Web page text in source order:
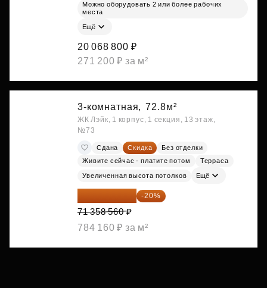
Можно оборудовать 2 или более рабочих
места
Ещё
20 068 800 ₽
271 200 ₽ за м²
3-комнатная, 72.8м²
ЖК Лэйк, 1 корпус, 1 секция, 13 этаж,
№73
Сдана Скидка
Без отделки
Живите сейчас - платите потом
Терраса
Увеличенная высота потолков Ещё
57 086 848 ₽ -20%
71 358 560 ₽
784 160 ₽ за м²